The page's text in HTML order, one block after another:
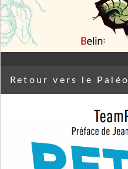
Retour vers le Paléo